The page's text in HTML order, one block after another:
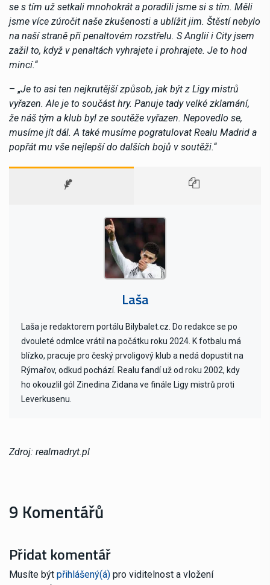
se s tím už setkali mnohokrát a poradili jsme si s tím. Měli
jsme více zúročit naše zkušenosti a ublížit jim. Štěstí nebylo
na naší straně při penaltovém rozstřelu. S Anglií i City jsem
zažil to, když v penaltách vyhrajete i prohrajete. Je to hod
mincí.“
– „Je to asi ten nejkrutější způsob, jak být z Ligy mistrů
vyřazen. Ale je to součást hry. Panuje tady velké zklamání,
že náš tým a klub byl ze soutěže vyřazen. Nepovedlo se,
musíme jít dál. A také musíme pogratulovat Realu Madrid a
popřát mu vše nejlepší do dalších bojů v soutěži.“
Laša
Laša je redaktorem portálu Bilybalet.cz. Do redakce se po
dvouleté odmlce vrátil na počátku roku 2024. K fotbalu má
blízko, pracuje pro český prvoligový klub a nedá dopustit na
Rýmařov, odkud pochází. Realu fandí už od roku 2002, kdy
ho okouzlil gól Zinedina Zidana ve finále Ligy mistrů proti
Leverkusenu.
Zdroj: realmadryt.pl
9 Komentářů
Přidat komentář
Musíte být přihlášený(á) pro viditelnost a vložení